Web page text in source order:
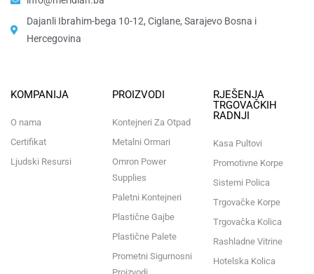
Dajanli Ibrahim-bega 10-12, Ciglane, Sarajevo Bosna i
Hercegovina​
KOMPANIJA
O nama
Certifikat
Ljudski Resursi
PROIZVODI
Kontejneri Za Otpad
Metalni Ormari
Omron Power
Supplies
Paletni Kontejneri
Plastične Gajbe
Plastične Palete
Prometni Sigurnosni
RJEŠENJA
TRGOVAČKIH
RADNJI
Kasa Pultovi
Promotivne Korpe
Sistemi Polica
Trgovačke Korpe
Trgovačka Kolica
Rashladne Vitrine
Hotelska Kolica